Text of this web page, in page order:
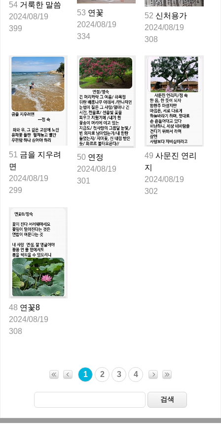
54 거룩한 말씀
2024/08/19
399
53 연꽃
2024/08/19
334
52 신처용가
2024/08/19
308
51 금을 지우려
면
2024/08/19
299
50 연정
2024/08/19
301
49 사문진 연리
지
2024/08/19
302
48 연꽃8
2024/08/19
308
1 2 3 4